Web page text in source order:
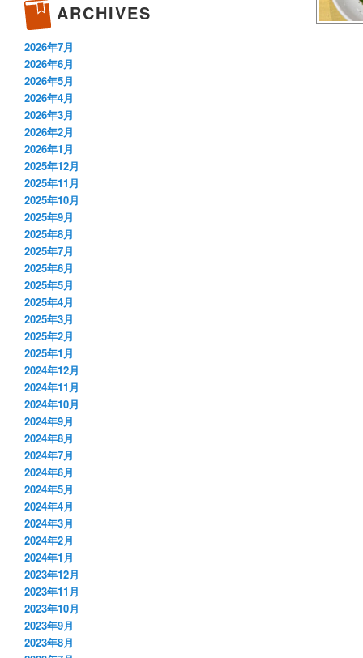
ARCHIVES
2026年7月
2026年6月
2026年5月
2026年4月
2026年3月
2026年2月
2026年1月
2025年12月
2025年11月
2025年10月
2025年9月
2025年8月
2025年7月
2025年6月
2025年5月
2025年4月
2025年3月
2025年2月
2025年1月
2024年12月
2024年11月
2024年10月
2024年9月
2024年8月
2024年7月
2024年6月
2024年5月
2024年4月
2024年3月
2024年2月
2024年1月
2023年12月
2023年11月
2023年10月
2023年9月
2023年8月